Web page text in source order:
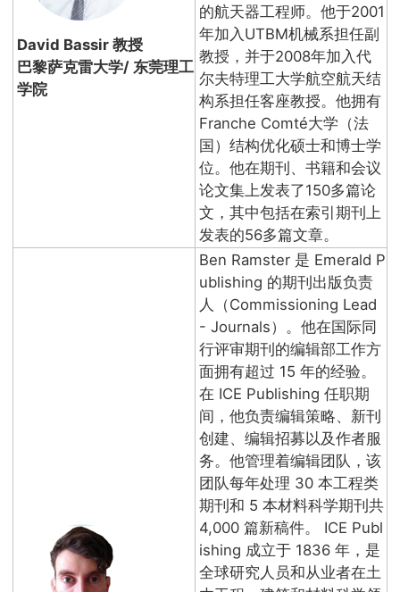
David Bassir 教授
巴黎萨克雷大学/ 东莞理工
学院
的航天器工程师。他于2001
年加入UTBM机械系担任副
教授，并于2008年加入代
尔夫特理工大学航空航天结
构系担任客座教授。他拥有
Franche Comté大学（法
国）结构优化硕士和博士学
位。他在期刊、书籍和会议
论文集上发表了150多篇论
文，其中包括在索引期刊上
发表的56多篇文章。
Ben Ramster 是 Emerald P
ublishing 的期刊出版负责
人（Commissioning Lead
- Journals）。他在国际同
行评审期刊的编辑部工作方
面拥有超过 15 年的经验。
在 ICE Publishing 任职期
间，他负责编辑策略、新刊
创建、编辑招募以及作者服
务。他管理着编辑团队，该
团队每年处理 30 本工程类
期刊和 5 本材料科学期刊共
4,000 篇新稿件。 ICE Publ
ishing 成立于 1836 年，是
全球研究人员和从业者在土